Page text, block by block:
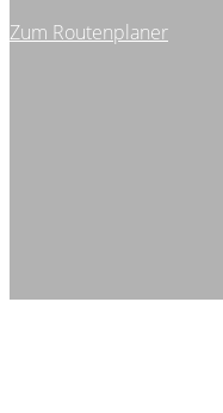
Zum Routenplaner